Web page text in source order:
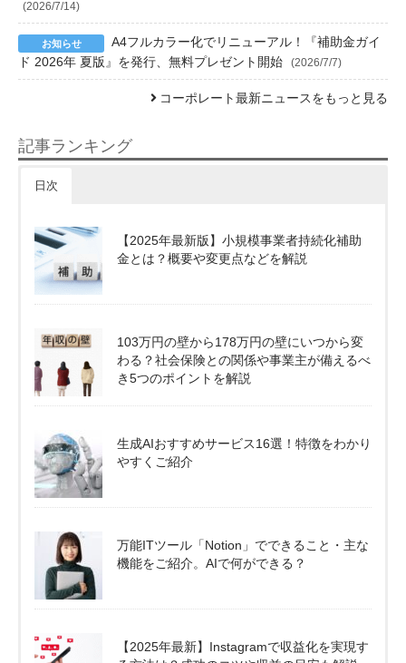
(2026/7/14)
A4フルカラー化でリニューアル！『補助金ガイ
ド 2026年 夏版』を発行、無料プレゼント開始
(2026/7/7)
コーポレート最新ニュースをもっと見る
記事ランキング
日次
【2025年最新版】小規模事業者持続化補助
金とは？概要や変更点などを解説
103万円の壁から178万円の壁にいつから変
わる？社会保険との関係や事業主が備えるべ
き5つのポイントを解説
生成AIおすすめサービス16選！特徴をわかり
やすくご紹介
万能ITツール「Notion」でできること・主な
機能をご紹介。AIで何ができる？
【2025年最新】Instagramで収益化を実現す